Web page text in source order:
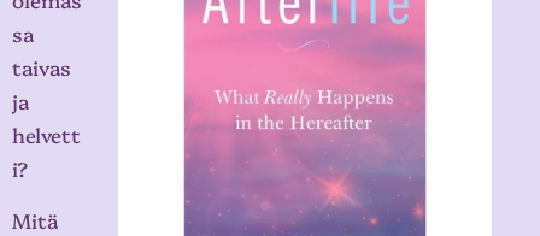
sa
taivas
ja
helvett
i?
Mitä